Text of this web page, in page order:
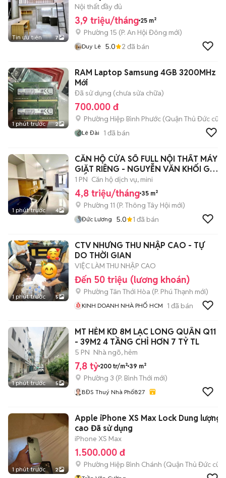
Tin ưu tiên 7
Nội thất đầy đủ
3,9 triệu/tháng 25 m²
Phường 15 (P. An Hội Đông mới)
Duy Lê 5.0 2 đã bán
1 phút trước 2
RAM Laptop Samsung 4GB 3200MHz
Mới
Đã sử dụng (chưa sửa chữa)
700.000 đ
Phường Hiệp Bình Phước (Quận Thủ Đức cũ)
Lê Đài 1 đã bán
1 phút trước 4
CĂN HỘ CỬA SỔ FULL NỘI THẤT MÁY
GIẶT RIÊNG - NGUYỄN VĂN KHỐI GÒ
VẤP
1 PN Căn hộ dịch vụ, mini
4,8 triệu/tháng 35 m²
Phường 11 (P. Thông Tây Hội mới)
Đức Lương 5.0 1 đã bán
1 phút trước 5
CTV NHƯNG THU NHẬP CAO - TỰ
DO THỜI GIAN
VIỆC LÀM THU NHẬP CAO
Đến 50 triệu (lương khoán)
Phường Tân Thới Hòa (P. Phú Thạnh mới)
KINH DOANH NHÀ PHỐ HCM 1 đã bán
1 phút trước 5
MT HẺM KD 8M LẠC LONG QUÂN Q11
- 39M2 4 TẦNG CHỈ HƠN 7 TỶ TL
5 PN Nhà ngõ, hẻm
7,8 tỷ 200 tr/m² 39 m²
Phường 3 (P. Bình Thới mới)
BĐS Thuý Nhà Phố827
1 phút trước 2
Apple iPhone XS Max Lock Dung lượng
cao Đã sử dụng
iPhone XS Max
1.500.000 đ
Phường Hiệp Bình Chánh (Quận Thủ Đức cũ)